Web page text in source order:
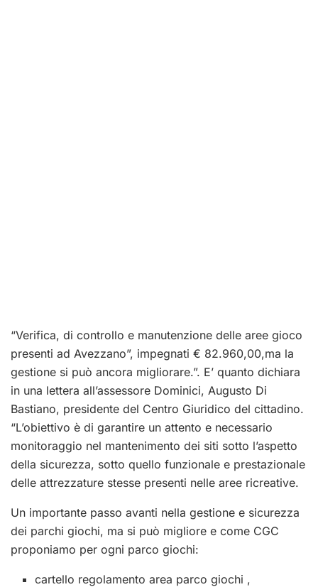
“Verifica, di controllo e manutenzione delle aree gioco
presenti ad Avezzano”, impegnati € 82.960,00,ma la
gestione si può ancora migliorare.”. E’ quanto dichiara
in una lettera all’assessore Dominici, Augusto Di
Bastiano, presidente del Centro Giuridico del cittadino.
“L’obiettivo è di garantire un attento e necessario
monitoraggio nel mantenimento dei siti sotto l’aspetto
della sicurezza, sotto quello funzionale e prestazionale
delle attrezzature stesse presenti nelle aree ricreative.
Un importante passo avanti nella gestione e sicurezza
dei parchi giochi, ma si può migliore e come CGC
proponiamo per ogni parco giochi:
cartello regolamento area parco giochi ,